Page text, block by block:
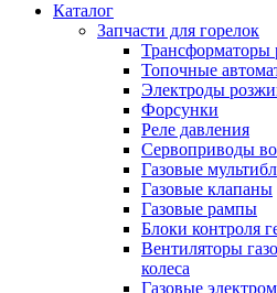
Каталог
Запчасти для горелок
Трансформаторы
Топочные
Электроды
Форсунки
Реле давления
Сервоприводы
Газовые
Газовые клапаны
Газовые рампы
Блоки контроля
Вентиляторы
колеса
Газовые